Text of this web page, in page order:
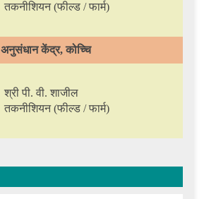
तकनीशियन (फील्ड / फार्म)
अनुसंधान केंद्र, कोच्चि
श्री पी. वी. शाजील
तकनीशियन (फील्ड / फार्म)